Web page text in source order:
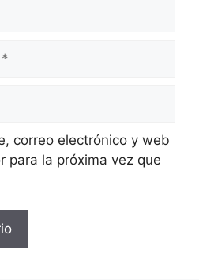
correo electrónico y web
para la próxima vez que